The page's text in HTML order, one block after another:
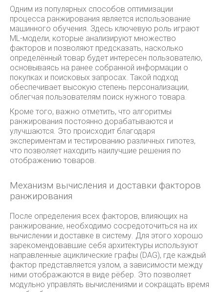
Одним из популярных способов оптимизации
процесса ранжирования является использование
машинного обучения. Здесь ключевую роль играют
ML-модели, которые анализируют множество
факторов и позволяют предсказать, насколько
определённый товар будет интересен пользователю,
основываясь на ранее собранной информации о
покупках и поисковых запросах. Такой подход
обеспечивает высокую степень персонализации,
облегчая пользователям поиск нужного товара.
Кроме того, важно отметить, что алгоритмы
ранжирования постоянно дорабатываются и
улучшаются. Это происходит благодаря
экспериментам и тестированию различных гипотез,
что позволяет находить наилучшие решения по
отображению товаров.
Механизм вычисления и доставки факторов
ранжирования
После определения всех факторов, влияющих на
ранжирование, необходимо сосредоточиться на их
вычислении и доставке в систему. Для этого хорошо
зарекомендовавшие себя архитектуры используют
направленные ациклические графы (DAG), где каждый
фактор представляется узлом, а зависимости между
ними отображаются в виде рёбер. Это позволяет
модульно управлять вычислениями и сокращать время